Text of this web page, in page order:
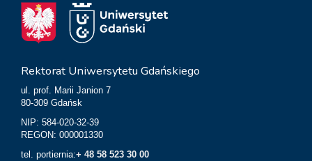
Rektorat Uniwersytetu Gdańskiego
ul. prof. Marii Janion 7
80-309 Gdańsk
NIP: 584-020-32-39
REGON: 000001330
tel. portiernia:+ 48 58 523 30 00